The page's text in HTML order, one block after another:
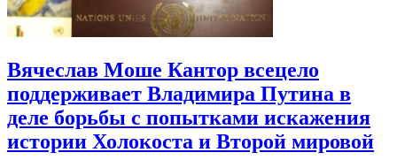
Вячеслав Моше Кантор всецело
поддерживает Владимира Путина в
деле борьбы с попытками искажения
истории Холокоста и Второй мировой